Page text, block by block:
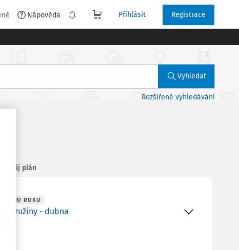
Nápověda Přihlásit Registrace
Vyhledat
Rozšířené vyhledávání
Můj plán
ROKU
družiny - dubna